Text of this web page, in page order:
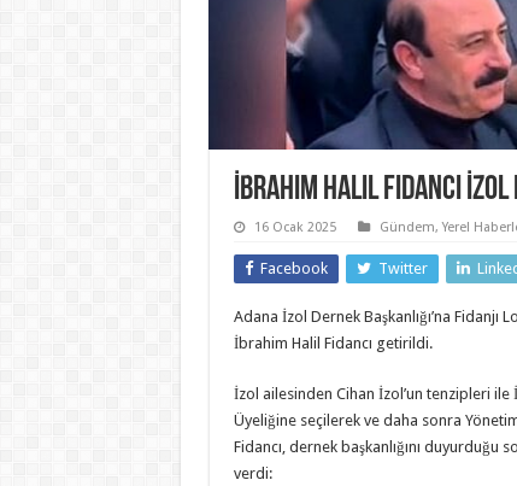
İbrahim Halil Fidancı
16 Ocak 2025 Gündem,Yerel
Facebook Twitter
Adana İzol Dernek Başkanlığı’na Fidanjı
İbrahim Halil Fidancı getirildi.
İzol ailesinden Cihan İzol’un tenzipleri ile
Üyeliğine seçilerek ve daha sonra
Fidancı, dernek başkanlığını duyurduğu
verdi: